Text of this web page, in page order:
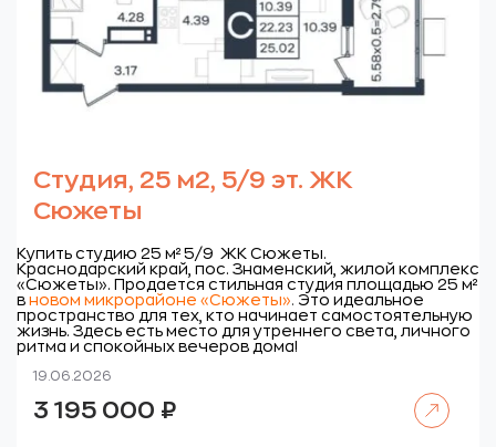
Студия, 25 м2, 5/9 эт. ЖК
Сюжеты
Купить студию 25 м² 5/9 ЖК Сюжеты.
Краснодарский край, пос. Знаменский, жилой комплекс
«Сюжеты». Продается стильная студия площадью 25 м²
в новом микрорайоне «Сюжеты». Это идеальное
пространство для тех, кто начинает самостоятельную
жизнь. Здесь есть место для утреннего света, личного
ритма и спокойных вечеров дома!
19.06.2026
3 195 000 ₽